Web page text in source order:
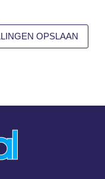
OPSLAAN